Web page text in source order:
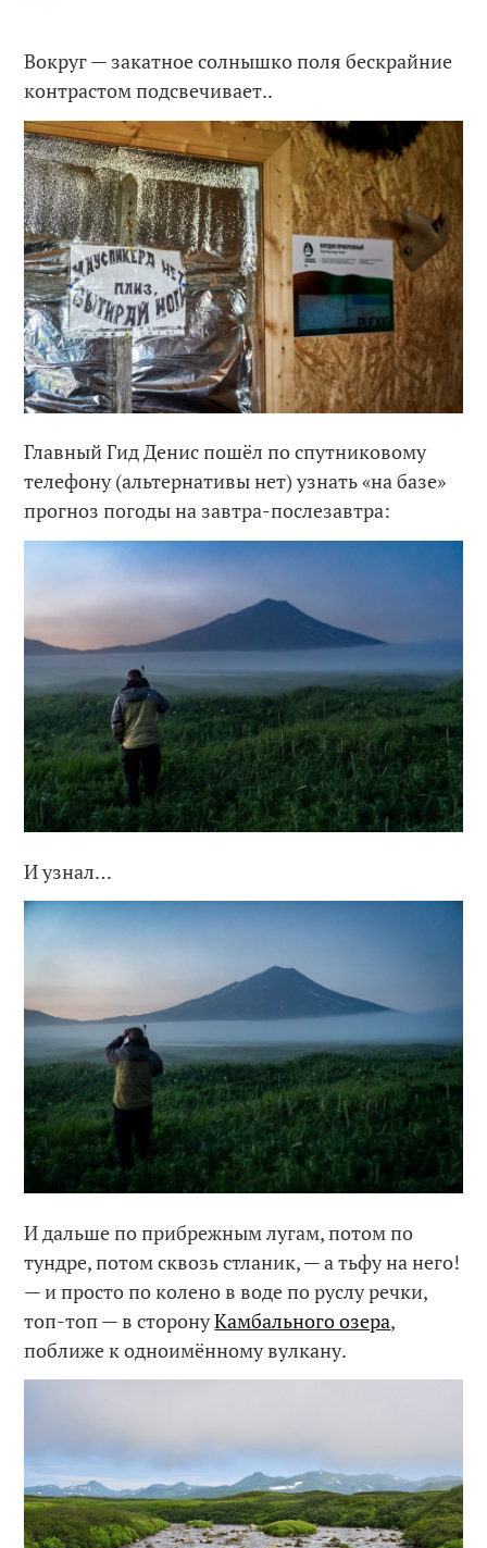
Вокруг — закатное солнышко поля бескрайние
контрастом подсвечивает..
Главный Гид Денис пошёл по спутниковому
телефону (альтернативы нет) узнать «на базе»
прогноз погоды на завтра-послезавтра:
И узнал…
И дальше по прибрежным лугам, потом по
тундре, потом сквозь стланик, — а тьфу на него!
— и просто по колено в воде по руслу речки,
топ-топ — в сторонуКамбального озера,
поближе к одноимённому вулкану.